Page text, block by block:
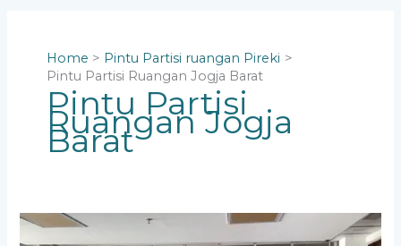
Home
Pintu Partisi ruangan Pireki
Pintu Partisi Ruangan Jogja Barat
Pintu Partisi
Ruangan Jogja
Barat
Kelebihan
Pintu